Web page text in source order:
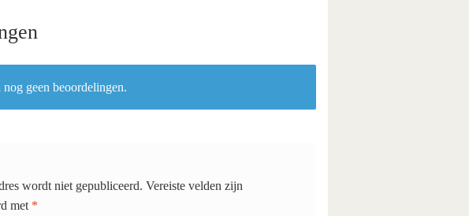
geen beoordelingen.
wordt niet gepubliceerd. Vereiste velden zijn
met *